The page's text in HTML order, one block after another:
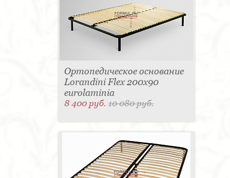
Ортопедическое основание
Lorandini Flex 200x90
eurolaminia
8 400 руб.10 080 руб.